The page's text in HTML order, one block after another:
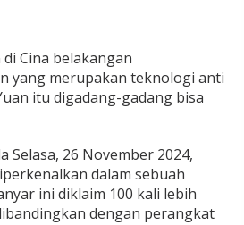
Cina belakangan
yang merupakan teknologi anti
itu digadang-gadang bisa
26 November 2024,
dalam sebuah
ini diklaim 100 kali lebih
dengan perangkat